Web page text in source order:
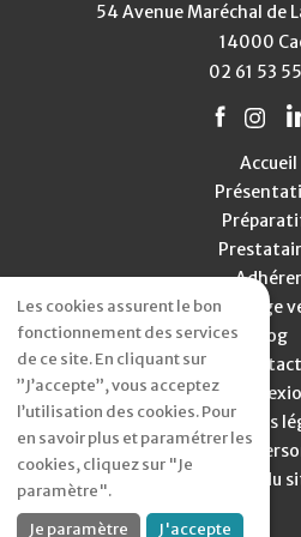
54 Avenue Maréchal de
14000
02 61 53
Accueil
Adhérer
Mariage
Blog
Contact
Mentions
Données
Plan du
Je paramètre J'accepte
Les cookies assurent le bon
fonctionnement des services
de ce site. En cliquant sur
”J’accepte”, vous acceptez
l’utilisation des cookies. Pour
en savoir plus et paramétrer les
cookies, cliquez sur "Je
paramètre".